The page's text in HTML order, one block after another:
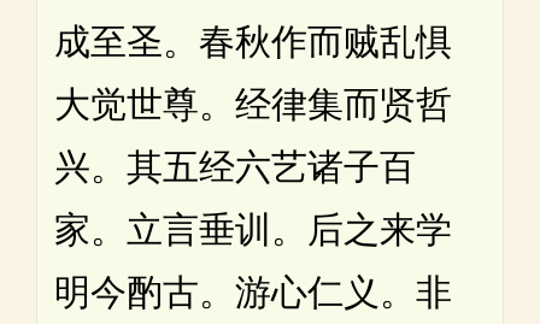
成至圣。春秋作而贼乱惧
大觉世尊。经律集而贤哲
兴。其五经六艺诸子百
家。立言垂训。后之来学
明今酌古。游心仁义。非